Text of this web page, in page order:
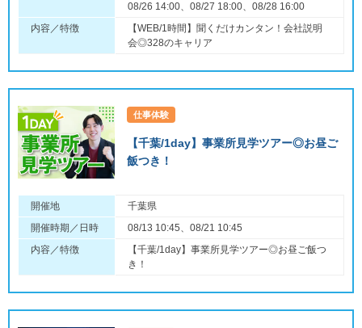
08/26 14:00、08/27 18:00、08/28 16:00
内容／特徴
【WEB/1時間】聞くだけカンタン！会社説明
会◎328のキャリア
仕事体験
【千葉/1day】事業所見学ツアー◎お昼ご
飯つき！
開催地
千葉県
開催時期／日時
08/13 10:45、08/21 10:45
内容／特徴
【千葉/1day】事業所見学ツアー◎お昼ご飯つ
き！